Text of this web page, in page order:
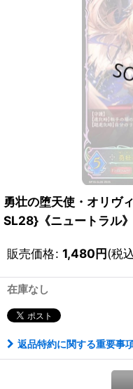
勇壮の堕天使・オリヴ
SL28}《ニュートラル》
販売価格: 1,480円(税
在庫なし
返品特約に関する重要事